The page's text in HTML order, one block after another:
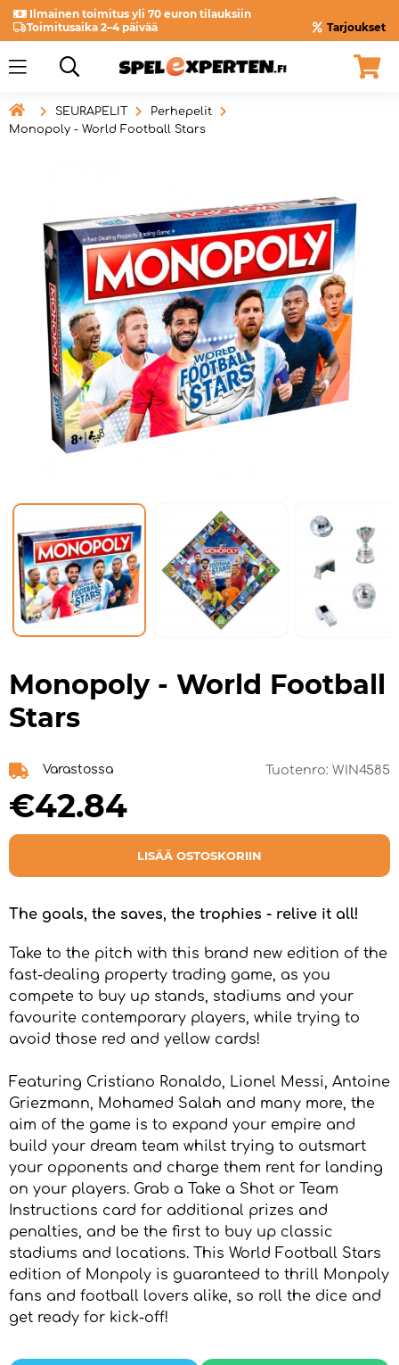
Ilmainen toimitus yli 70 euron tilauksiin
Toimitusaika 2–4 päivää
Tarjoukset
 SEURAPELIT
Perhepelit
Monopoly - World Football Stars
Monopoly - World Football
Stars
Varastossa Tuotenro: WIN4585
€42.84
LISÄÄ OSTOSKORIIN
The goals, the saves, the trophies - relive it all!
Take to the pitch with this brand new edition of the
fast-dealing property trading game, as you
compete to buy up stands, stadiums and your
favourite contemporary players, while trying to
avoid those red and yellow cards!
Featuring Cristiano Ronaldo, Lionel Messi, Antoine
Griezmann, Mohamed Salah and many more, the
aim of the game is to expand your empire and
build your dream team whilst trying to outsmart
your opponents and charge them rent for landing
on your players. Grab a Take a Shot or Team
Instructions card for additional prizes and
penalties, and be the first to buy up classic
stadiums and locations. This World Football Stars
edition of Monpoly is guaranteed to thrill Monpoly
fans and football lovers alike, so roll the dice and
get ready for kick-off!